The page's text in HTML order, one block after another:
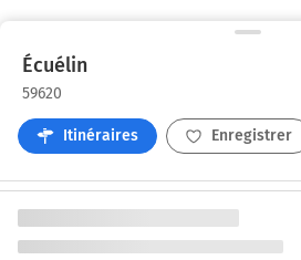
Écuélin
59620
Itinéraires Enregistrer